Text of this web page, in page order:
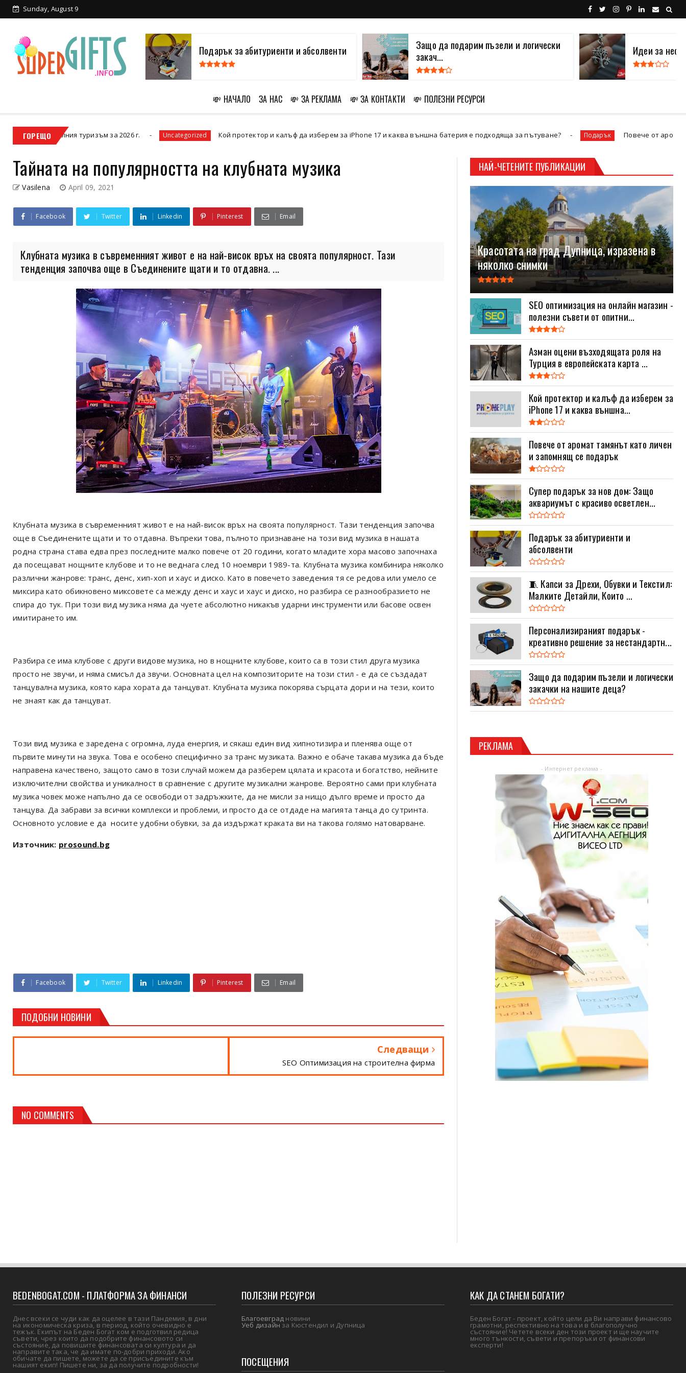
Sunday, August 9
Подарък за абитуриенти и абсолвенти
Защо да подарим пъзели и логически
закач...
Идеи за
💸 НАЧАЛО ЗА НАС 💸 ЗА РЕКЛАМА 💸 ЗА КОНТАКТИ 💸 ПОЛЕЗНИ РЕСУРСИ
ГОРЕЩО
туризъм за 2026 г. Uncategorized Кой протектор и калъф да изберем за iPhone 17 и каква външна батерия е подходяща за пътуване? Подарък Повече от аромат тамянът
Тайната на популярността на клубната музика
Vasilena April 09, 2021
Facebook Twitter Linkedin Pinterest Email
Клубната музика в съвременният живот е на най-висок връх на своята популярност. Тази
тенденция започва още в Съединените щати и то отдавна. ...
Клубната музика в съвременният живот е на най-висок връх на своята популярност. Тази тенденция започва
още в Съединените щати и то отдавна. Въпреки това, пълното признаване на този вид музика в нашата
родна страна става едва през последните малко повече от 20 години, когато младите хора масово започнаха
да посещават нощните клубове и то не веднага след 10 ноември 1989-та. Клубната музика комбинира няколко
различни жанрове: транс, денс, хип-хоп и хаус и диско. Като в повечето заведения тя се редова или умело се
миксира като обикновено миксовете са между денс и хаус и хаус и диско, но разбира се разнообразието не
спира до тук. При този вид музика няма да чуете абсолютно никакъв ударни инструменти или басове освен
имитирането им.
Разбира се има клубове с други видове музика, но в нощните клубове, които са в този стил друга музика
просто не звучи, и няма смисъл да звучи. Основната цел на композиторите на този стил - е да се създадат
танцувална музика, която кара хората да танцуват. Клубната музика покорява сърцата дори и на тези, които
не знаят как да танцуват.
Този вид музика е заредена с огромна, луда енергия, и сякаш един вид хипнотизира и пленява още от
първите минути на звука. Това е особено специфично за транс музиката. Важно е обаче такава музика да бъде
направена качествено, защото само в този случай можем да разберем цялата и красота и богатство, нейните
изключителни свойства и уникалност в сравнение с другите музикални жанрове. Вероятно сами при клубната
музика човек може напълно да се освободи от задръжките, да не мисли за нищо дълго време и просто да
танцува. Да забрави за всички комплекси и проблеми, и просто да се отдаде на магията танца до сутринта.
Основното условие е да носите удобни обувки, за да издържат краката ви на такова голямо натоварване.
Източник: prosound.bg
Facebook Twitter Linkedin Pinterest Email
ПОДОБНИ НОВИНИ
Следващи
SEO Оптимизация на строителна фирма
NO COMMENTS
НАЙ-ЧЕТЕНИТЕ ПУБЛИКАЦИИ
Красотата на град Дупница, изразена в
няколко снимки
SEO оптимизация на онлайн магазин -
полезни съвети от опитни...
Азман оцени възходящата роля на
Турция в европейската карта ...
Кой протектор и калъф да изберем за
iPhone 17 и каква външна...
Повече от аромат тамянът като личен
и запомнящ се подарък
Супер подарък за нов дом: Защо
аквариумът с красиво осветлен...
Подарък за абитуриенти и
абсолвенти
🧵 Капси за Дрехи, Обувки и Текстил:
Малките Детайли, Които ...
Персонализираният подарък -
креативно решение за нестандартн...
Защо да подарим пъзели и логически
закачки на нашите деца?
РЕКЛАМА
- Интернет реклама -
BEDENBOGAT.COM - ПЛАТФОРМА ЗА ФИНАНСИ
Днес всеки се чуди как да оцелее в тази Пандемия, в дни
на икономическа криза, в период, който очевидно е
тежък. Екипът на Беден Богат ком е подготвил редица
съвети, чрез които да подобрите финансовото си
състояние, да повишите финансовата си култура и да
направите така, че да имате по-добри приходи. Ако
обичате да пишете, можете да се присъедините към
нашият екип! Пишете ни, за да получите подробности!
ПОЛЕЗНИ РЕСУРСИ
Благоевград новини
Уеб дизайнза Кюстендил и Дупница
ПОСЕЩЕНИЯ
КАК ДА СТАНЕМ БОГАТИ?
Беден Богат - проект, който цели да Ви направи финансово
грамотни, респективно на това и в благополучно
състояние! Четете всеки ден този проект и ще научите
много тънкости, съвети и препоръки от финансови
експерти!